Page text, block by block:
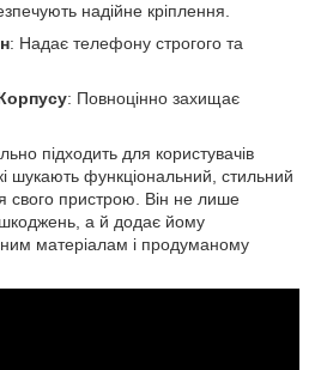
надійне кріплення.
: Надає телефону строгого та
: Повноцінно захищає
підходить для користувачів
шукають функціональний, стильний
свого пристрою. Він не лише
а й додає йому
матеріалам і продуманому